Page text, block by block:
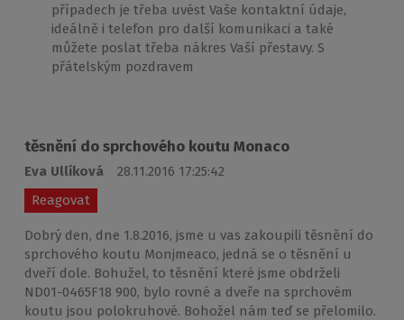
případech je třeba uvést Vaše kontaktní údaje,
ideálně i telefon pro další komunikaci a také
můžete poslat třeba nákres Vaší přestavy. S
přátelským pozdravem
těsnění do sprchového koutu Monaco
Eva Ullíková
28.11.2016 17:25:42
Reagovat
Dobrý den, dne 1.8.2016, jsme u vas zakoupili těsnění do
sprchového koutu Monjmeaco, jedná se o těsnění u
dveří dole. Bohužel, to těsnění které jsme obdrželi
ND01-0465F18 900, bylo rovné a dveře na sprchovém
koutu jsou polokruhové. Bohožel nám teď se přelomilo.